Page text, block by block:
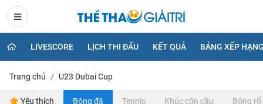
LIVESCORE LỊCH THI ĐẤU KẾT QUẢ BẢNG XẾP
Trang chủ U23 Dubai Cup
Yêu thích Bóng đá Tennis Khúc côn cầu Bóng rổ